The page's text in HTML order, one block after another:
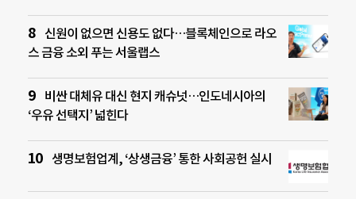
신원이 없으면 신용도 없다…블록체인으로 라오
스 금융 소외 푸는 서울랩스
비싼 대체유 대신 현지 캐슈넛…인도네시아의
‘우유 선택지’ 넓힌다
생명보험업계, ‘상생금융’ 통한 사회공헌 실시